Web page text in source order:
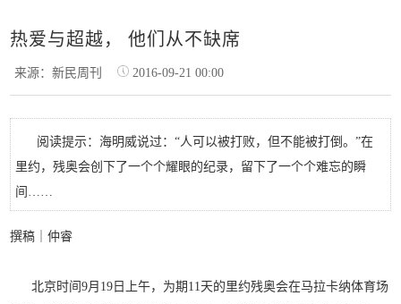
热爱与超越， 他们从不缺席
来源：新民周刊 2016-09-21 00:00
阅读提示：海明威说过：“人可以被打败，但不能被打倒。”在
里约，残奥会创下了一个个耀眼的纪录，留下了一个个难忘的瞬
间……
撰稿｜仲睿
北京时间9月19日上午，为期11天的里约残奥会在马拉卡纳体育场